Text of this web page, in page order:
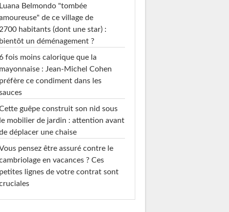
Luana Belmondo "tombée
de ce village de
2700 habitants (dont une star) :
bientôt un déménagement ?
fois moins calorique que la
mayonnaise : Jean-Michel Cohen
préfère ce condiment dans les
guêpe construit son nid sous
le mobilier de jardin : attention avant
déplacer une chaise
pensez être assuré contre le
en vacances ? Ces
petites lignes de votre contrat sont